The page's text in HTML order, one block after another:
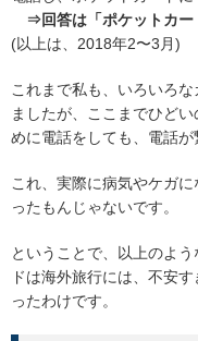
⇒回答は「ポケットカー
(以上は、2018年2〜3月)
これまで私も、いろいろ
ましたが、ここまでひど
めに電話をしても、電話が
これ、実際に病気やケガ
ったもんじゃないです。
ということで、以上のよ
ドは海外旅行には、不安
ったわけです。